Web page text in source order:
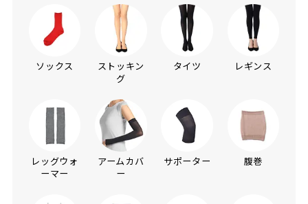
ソックス
ストッキン
グ
タイツ レギンス
レッグウォ
ーマー
アームカバ
ー
サポーター 腹巻